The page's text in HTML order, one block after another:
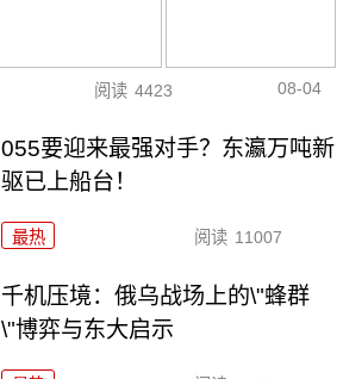
阅读 4423 08-04
055要迎来最强对手？东瀛万吨新
驱已上船台！
最热 阅读 11007
千机压境：俄乌战场上的\"蜂群
\"博弈与东大启示